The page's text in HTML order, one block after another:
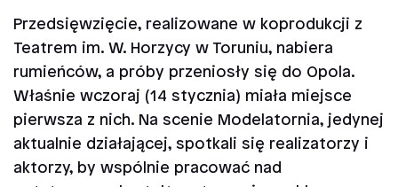
Przedsięwzięcie, realizowane w koprodukcji z
Teatrem im. W. Horzycy w Toruniu, nabiera
rumieńców, a próby przeniosły się do Opola.
Właśnie wczoraj (14 stycznia) miała miejsce
pierwsza z nich. Na scenie Modelatornia, jedynej
aktualnie działającej, spotkali się realizatorzy i
aktorzy, by wspólnie pracować nad